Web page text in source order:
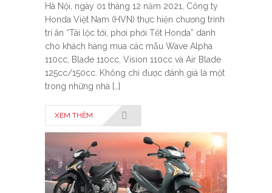
Hà Nội, ngày 01 tháng 12 năm 2021, Công ty
Honda Việt Nam (HVN) thực hiện chương trình
tri ân “Tài lộc tới, phơi phới Tết Honda” dành
cho khách hàng mua các mẫu Wave Alpha
110cc, Blade 110cc, Vision 110cc và Air Blade
125cc/150cc. Không chỉ được đánh giá là một
trong những nhà […]
XEM THÊM